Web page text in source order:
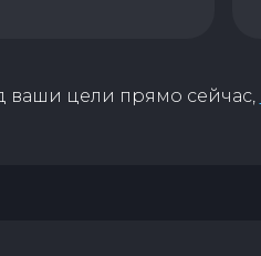
ваши цели прямо сейчас,